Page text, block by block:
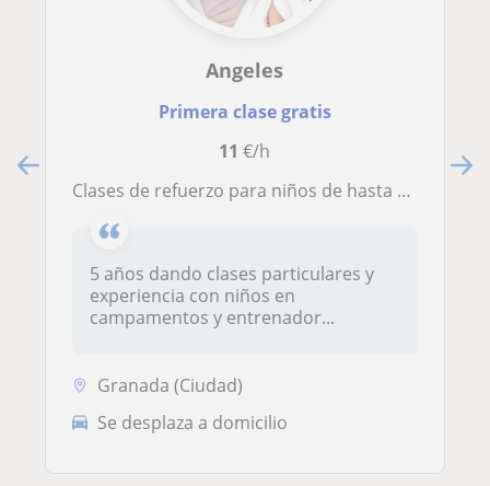
Angeles
Primera clase gratis
11 €/h
Clases de refuerzo para niños de hasta 18 años en Granada , 7 meses en estados unidos estudiando y C1 de inglés
5 años dando clases particulares y
experiencia con niños en
campamentos y entrenador...
Granada (Ciudad)
Se desplaza a domicilio